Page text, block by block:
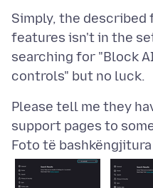
Simply, the described
features isn't in the
searching for "Block
Please tell me they
Foto të